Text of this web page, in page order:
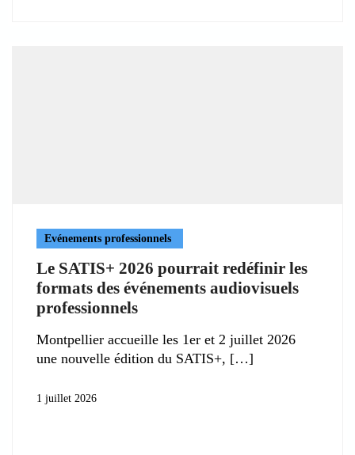
Evénements professionnels
Le SATIS+ 2026 pourrait redéfinir les
formats des événements audiovisuels
professionnels
Montpellier accueille les 1er et 2 juillet 2026
une nouvelle édition du SATIS+,
1 juillet 2026